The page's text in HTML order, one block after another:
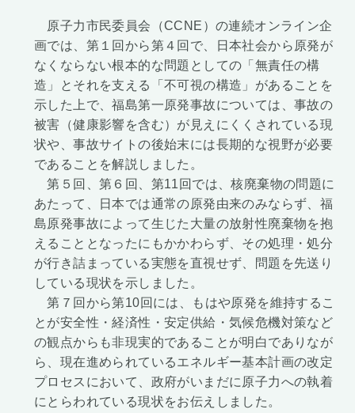
原子力市民委員会（CCNE）の連続オンライン企
画では、第１回から第４回で、日本社会から原発が
なくならない根本的な問題としての「無責任の構
造」とそれを支える「不可視の構造」があることを
示した上で、福島第一原発事故については、事故の
被害（健康影響を含む）が見えにくくされている現
状や、事故サイトの後始末には長期的な視野が必要
であることを解説しました。
第５回、第６回、第11回では、核廃棄物の問題に
あたって、日本では通常の原発由来のみならず、福
島原発事故によって生じた大量の放射性廃棄物を抱
えることとなったにもかかわらず、その処理・処分
が行き詰まっている実態を直視せず、問題を先送り
している現状を示しました。
第７回から第10回には、もはや原発を維持するこ
とが安全性・経済性・安定供給・気候危機対策など
の観点からも非現実的であることが明白でありなが
ら、現在進められているエネルギー基本計画の改定
プロセスにおいて、政府がいまだに原子力への執着
にとらわれている現状をお伝えしました。